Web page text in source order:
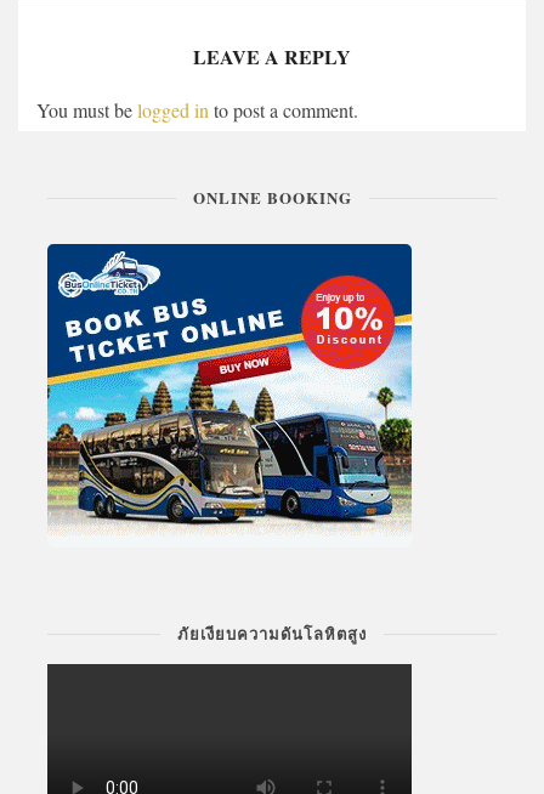
LEAVE A REPLY
You must belogged in to post a comment.
ONLINE BOOKING
ภัยเงียบความดันโลหิตสูง